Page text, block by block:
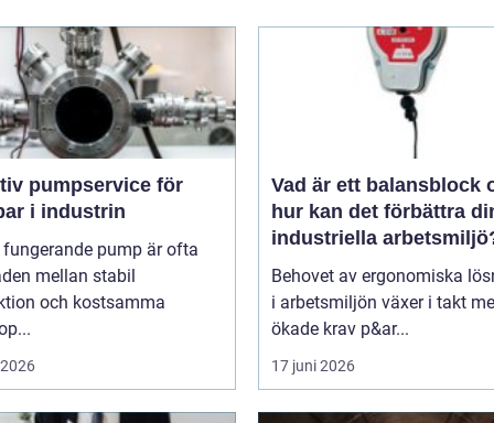
pumpservice för
i industrin
fungerande pump är ofta
mellan stabil
och kostsamma
Vad är ett balansblock
hur kan det förbättra
industriella
Behovet av ergonomiska
i arbetsmiljön växer i takt
ökade krav p&ar...
17 juni 2026